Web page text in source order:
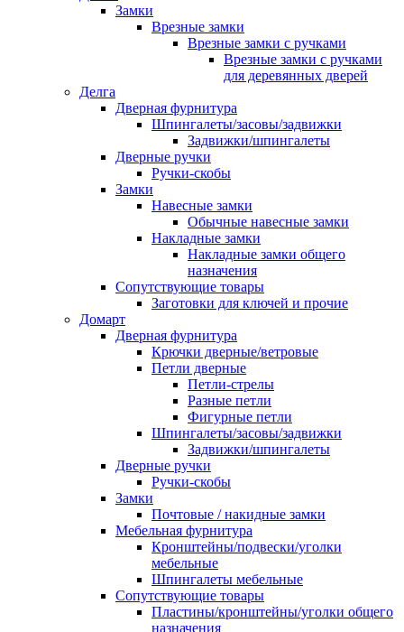
Замки
Врезные замки
Врезные замки с ручками
Врезные замки с ручками
для деревянных дверей
Делга
Дверная фурнитура
Шпингалеты/засовы/задвижки
Задвижки/шпингалеты
Дверные ручки
Ручки-скобы
Замки
Навесные замки
Обычные навесные замки
Накладные замки
Накладные замки общего
назначения
Сопутствующие товары
Заготовки для ключей и прочие
Домарт
Дверная фурнитура
Крючки дверные/ветровые
Петли дверные
Петли-стрелы
Разные петли
Фигурные петли
Шпингалеты/засовы/задвижки
Задвижки/шпингалеты
Дверные ручки
Ручки-скобы
Замки
Почтовые / накидные замки
Мебельная фурнитура
Кронштейны/подвески/уголки
мебельные
Шпингалеты мебельные
Сопутствующие товары
Пластины/кронштейны/уголки общего
назначения